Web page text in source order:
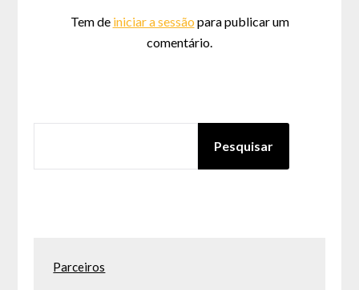
Tem de iniciar a sessão para publicar um
comentário.
Pesquisar
Parceiros